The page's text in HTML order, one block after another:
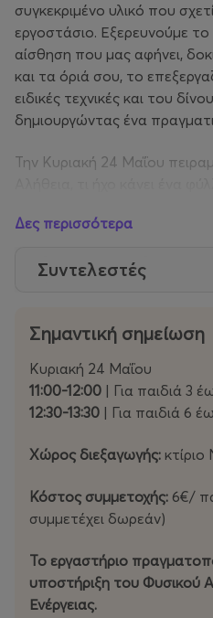
συγκεκριμένο υλικό που
εργοστάσιο. Εξερευνούμε
αίσθηση που μας αφήνει,
και τα όριά σου, το
ειδικές τεχνικές και του
δημιουργώντας ένα
Την Κυριακή 24 Μαΐου
εργοστάσιο; Έχεις
φωταέριο, ψαχουλεύουμε
αρχή τη δική μας μοναδική
11:00-12:00|
3ών έως 5 ετών
12:30-13:30|
έως 10 ετών
Δες περισσότερα
Συντελεστές
Σημαντική σημείωση
Κυριακή 24 Μαΐου
11:00-12:00 | Για παιδιά 3
12:30-13:30 | Για παιδιά 6
Χώρος διεξαγωγής:
Κόστος συμμετοχής: 6€/
συμμετέχει δωρεάν)
Το εργαστήριο
υποστήριξη του Φυσικού
Ενέργειας.